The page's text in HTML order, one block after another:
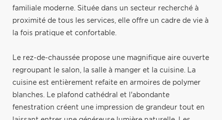
familiale moderne. Située dans un secteur recherché à
proximité de tous les services, elle offre un cadre de vie à
la fois pratique et confortable.
Le rez-de-chaussée propose une magnifique aire ouverte
regroupant le salon, la salle à manger et la cuisine. La
cuisine est entièrement refaite en armoires de polymer
blanches. Le plafond cathédral et l'abondante
fenestration créent une impression de grandeur tout en